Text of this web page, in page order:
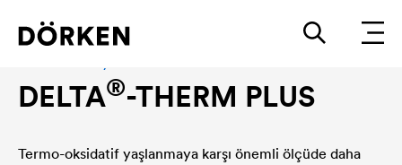
DELTA®-THERM PLUS
Termo-oksidatif yaşlanmaya karşı önemli ölçüde daha